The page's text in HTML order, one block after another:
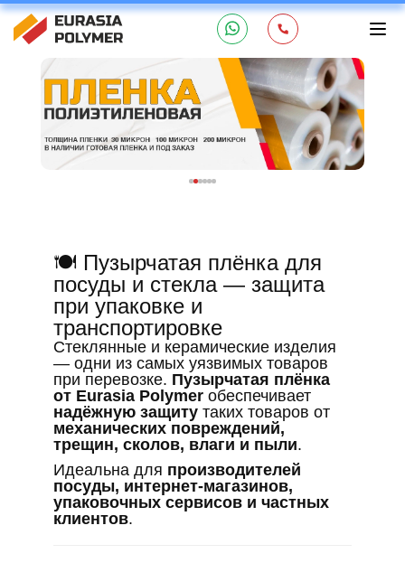
🍽️ Пузырчатая плёнка для
посуды и стекла — защита
при упаковке и
транспортировке
Стеклянные и керамические изделия
— одни из самых уязвимых товаров
при перевозке. Пузырчатая плёнка
от Eurasia Polymer обеспечивает
надёжную защиту таких товаров от
механических повреждений,
трещин, сколов, влаги и пыли.
Идеальна для производителей
посуды, интернет-магазинов,
упаковочных сервисов и частных
клиентов.